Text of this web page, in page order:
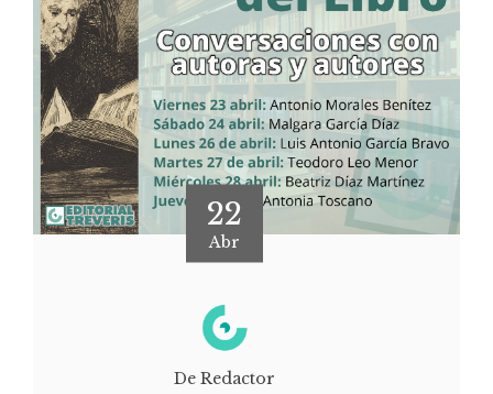
22
Abr
De Redactor